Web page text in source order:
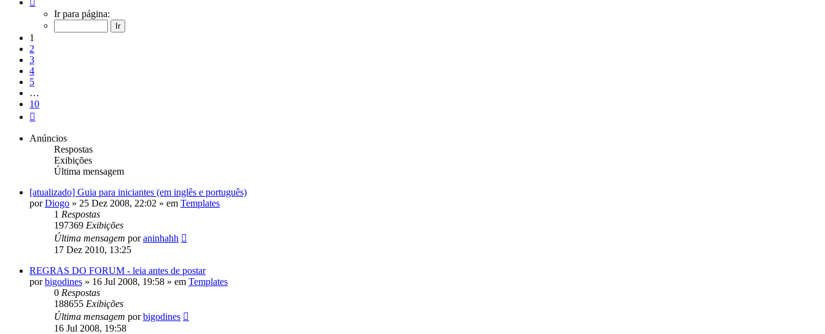
Ir para página:
1
2
3
4
5
…
10
Anúncios
Respostas
Exibições
Última mensagem
[atualizado] Guia para iniciantes (em inglês e português)
porDiogo » 25 Dez 2008, 22:02 » em Templates
1 Respostas
197369 Exibições
Última mensagem poraninhahh
17 Dez 2010, 13:25
REGRAS DO FORUM - leia antes de postar
porbigodines » 16 Jul 2008, 19:58 » em Templates
0 Respostas
188655 Exibições
Última mensagem porbigodines
16 Jul 2008, 19:58